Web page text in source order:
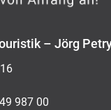
– Jörg
987 00